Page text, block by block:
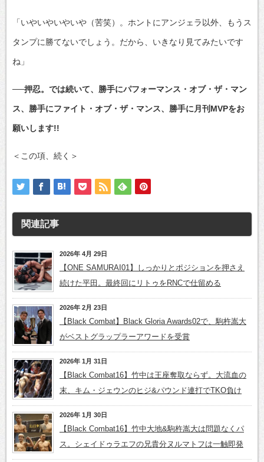
「いやいやいやいや（苦笑）。ホントにアンジェラ以外、もうス
タンプに勝てないでしょう。だから、いきなり見てみたいです
ね」
──押忍。では続いて、勝手にパフォーマンス・オブ・ザ・マン
ス、勝手にファイト・オブ・ザ・マンス、勝手に月刊MVPをお
願いします!!
＜この項、続く＞
関連記事
2026年 4月 29日
【ONE SAMURAI01】しっかりとポジションを押さえ
続けた平田。最終回にリトゥをRNCで仕留める
2026年 2月 23日
【Black Combat】Black Gloria Awards02で、駒杵嵩大
がベストグラップラーアワードを受賞
2026年 1月 31日
【Black Combat16】竹中は王座奪取ならず。大流血の
末、キム・ジェウンのヒジ&パウンド連打でTKO負け
2026年 1月 30日
【Black Combat16】竹中大地&駒杵嵩大は問題なくパ
ス。シェイドゥラエフの兄貴分ヌルマトフは一触即発